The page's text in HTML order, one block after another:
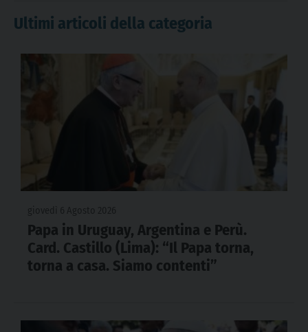
Ultimi articoli della categoria
Papa in Uruguay, Argentina e Perù.
Card. Castillo (Lima): “Il Papa torna,
torna a casa. Siamo contenti”